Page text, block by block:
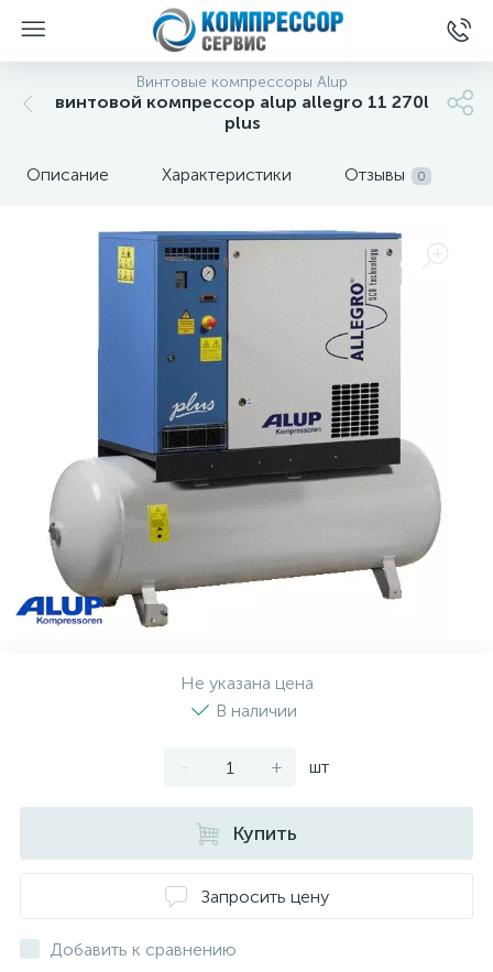
Винтовые компрессоры Alup
винтовой компрессор alup allegro 11 270l
plus
Описание Характеристики Отзывы 0
Не указана цена
В наличии
- + шт
Купить
Запросить цену
Добавить к сравнению